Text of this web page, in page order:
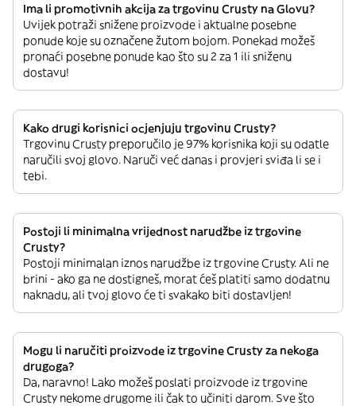
Ima li promotivnih akcija za trgovinu Crusty na Glovu?
Uvijek potraži snižene proizvode i aktualne posebne
ponude koje su označene žutom bojom. Ponekad možeš
pronaći posebne ponude kao što su 2 za 1 ili sniženu
dostavu!
Kako drugi korisnici ocjenjuju trgovinu Crusty?
Trgovinu Crusty preporučilo je 97% korisnika koji su odatle
naručili svoj glovo. Naruči već danas i provjeri sviđa li se i
tebi.
Postoji li minimalna vrijednost narudžbe iz trgovine
Crusty?
Postoji minimalan iznos narudžbe iz trgovine Crusty. Ali ne
brini - ako ga ne dostigneš, morat ćeš platiti samo dodatnu
naknadu, ali tvoj glovo će ti svakako biti dostavljen!
Mogu li naručiti proizvode iz trgovine Crusty za nekoga
drugoga?
Da, naravno! Lako možeš poslati proizvode iz trgovine
Crusty nekome drugome ili čak to učiniti darom. Sve što